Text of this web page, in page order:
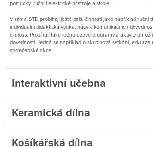
pomůcky, ruční i elektrické nástroje a stroje.
V rámci STD probíhají ještě další činnosti jako například ruční
individuální didaktická výuka, nácvik komunikačních
činností. Probíhají také jednorázové programy a aktivity
dovedností. Jedná se například o skupinová setkání, exkurze
společenské akce.
Interaktivní učebna
Keramická dílna
Košíkářská dílna